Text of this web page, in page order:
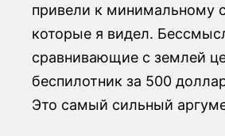
привели к минимальному
которые я видел.
сравнивающие с землей
беспилотник за 500
Это самый сильный